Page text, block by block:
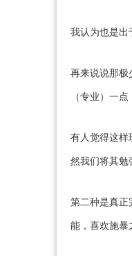
我认为也是出
再来说说那极
（专业）一
有人觉得这
然我们将其勉
第二种是真
能，喜欢施暴